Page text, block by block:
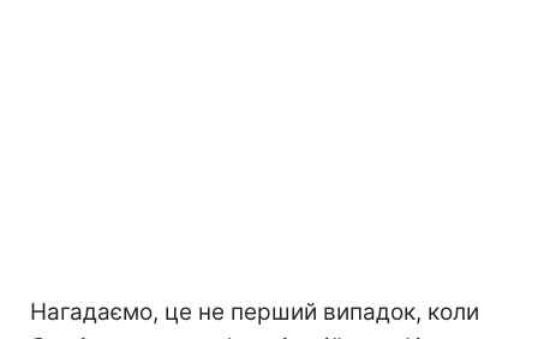
Нагадаємо, це не перший випадок, коли